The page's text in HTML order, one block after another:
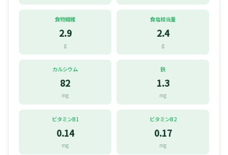
食物繊維
2.9
g
食塩相当量
2.4
g
カルシウム
82
mg
鉄
1.3
mg
ビタミンB1
0.14
mg
ビタミンB2
0.17
mg